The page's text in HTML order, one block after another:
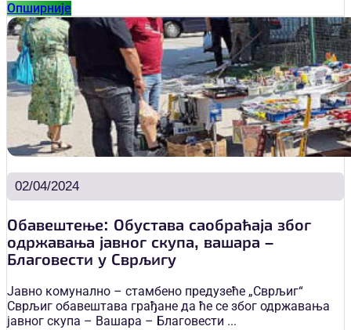
Опширније
02/04/2024
Обавештење: Обустава саобраћаја због
одржавања јавног скупа, вашара –
Благовести у Сврљигу
Јавно комунално – стамбено предузеће „Сврљиг“
Сврљиг обавештава грађане да ће се због одржавања
јавног скупа – Вашара – Благовести ...